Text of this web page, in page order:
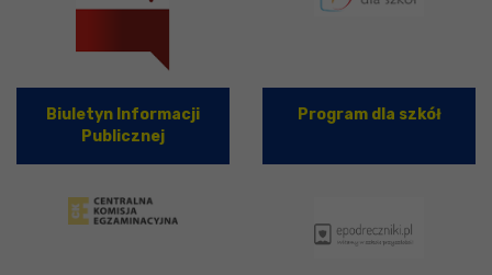
Biuletyn Informacji
Publicznej
Program dla szkół